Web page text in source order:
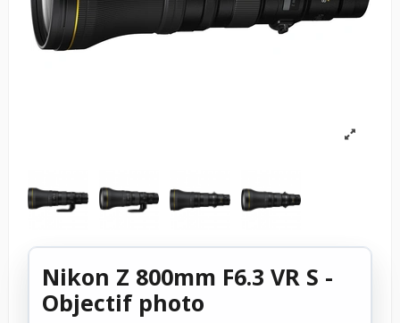
Nikon Z 800mm F6.3 VR S -
Objectif photo